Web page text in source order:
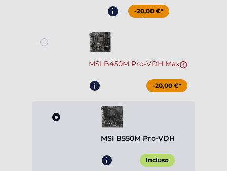
-20,00 €*
MSI B450M Pro-VDH Max
-20,00 €*
MSI B550M Pro-VDH
Incluso